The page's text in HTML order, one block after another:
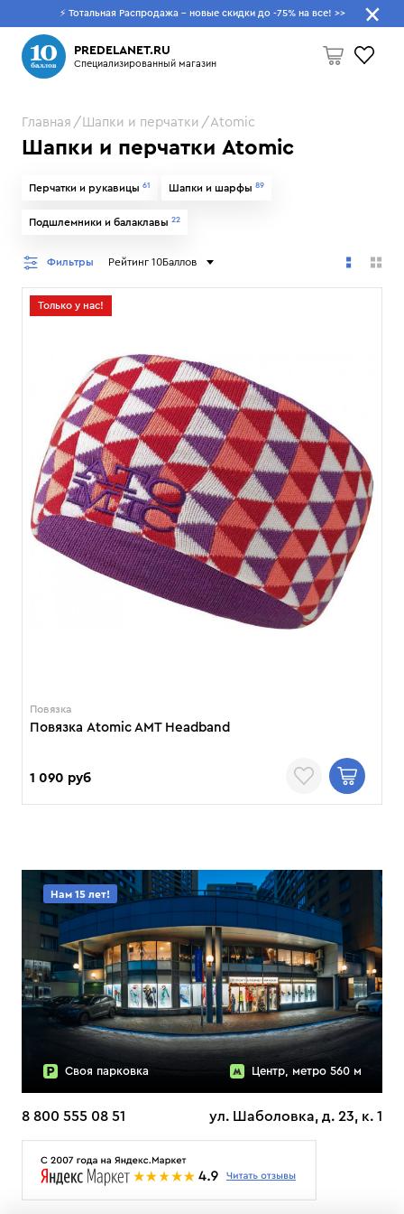
⚡ Тотальная Распродажа - новые скидки до -75% на все! >>
PREDELANET.RU
Специализированный магазин
Пусто
Что будем искать?
Главная Шапки и перчатки Atomic
Шапки и перчатки Atomic
Перчатки и рукавицы 61 Шапки и шарфы 89
Подшлемники и балаклавы 22
Фильтры Рейтинг 10Баллов
Только у нас!
Повязка
Повязка Atomic AMT Headband
1 090 руб
Нам 15 лет!
Своя парковка Центр, метро 560 м
8 800 555 08 51 ул. Шаболовка, д. 23, к. 1